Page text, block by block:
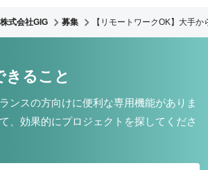
株式会社GIG 募集 【リモートワークOK】大手
ること
ンスの方向けに便利な専用機能がありま
、効果的にプロジェクトを探してくださ